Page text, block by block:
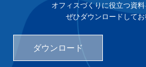
オフィスづくりに役立つ資料
ぜひダウンロードしてお
ダウンロード